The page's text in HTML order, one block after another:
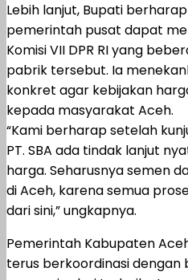
Lebih lanjut, Bupati
pemerintah pusat dapat
Komisi VII DPR RI yang
pabrik tersebut. Ia
konkret agar kebijakan
kepada masyarakat Aceh.
“Kami berharap setelah
PT. SBA ada tindak lanjut
harga. Seharusnya semen
di Aceh, karena semua
dari sini,” ungkapnya.
Pemerintah Kabupaten
terus berkoordinasi dengan